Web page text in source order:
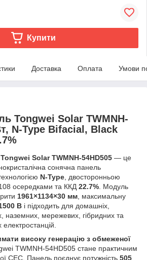
Купити
Доставка Оплата Умови
Tongwei Solar TWMNH-
N-Type Bifacial, Black
Tongwei Solar TWMNH-54HD505 — це
сонячна панель
N-Type, двосторонньою
осередками та ККД22.7%. Модуль
1961×1134×30 мм, максимальну
В і підходить для домашніх,
наземних, мережевих, гібридних та
високу генерацію з обмеженої
TWMNH-54HD505 стане практичним
СЕС. Панель поєднує потужність 505